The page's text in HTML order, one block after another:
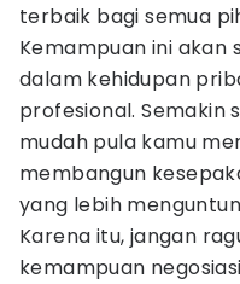
terbaik bagi semua
Kemampuan ini
dalam kehidupan
profesional. Semakin
mudah pula kamu
membangun
yang lebih
Karena itu, jangan
kemampuan